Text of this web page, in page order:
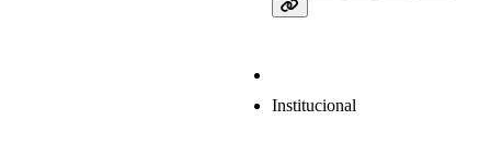
Institucional